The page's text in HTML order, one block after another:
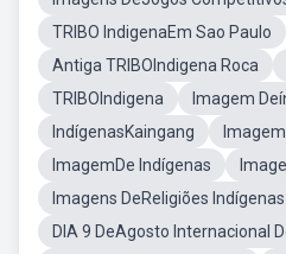
TRIBO IndigenaEm Sao Paulo
Antiga TRIBOIndigena Roca
TRIBOIndigena
Imagem
IndígenasKaingang
ImagemDe Indígenas
Imagens DeReligiões Indígenas
DIA 9 DeAgosto Internacional